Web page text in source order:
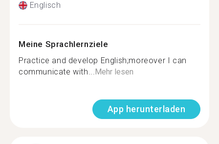
Englisch
Meine Sprachlernziele
Practice and develop English;moreover I can
communicate with...Mehr lesen
App herunterladen